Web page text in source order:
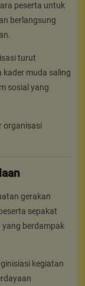
peserta untuk
berlangsung
turut
kader muda saling
sosial yang
organisasi
gerakan
sepakat
berdampak
kegiatan